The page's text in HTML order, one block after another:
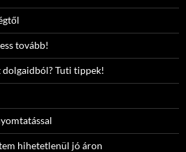
tovább!
dolgaidból? Tuti tippek!
hihetetlenül jó áron